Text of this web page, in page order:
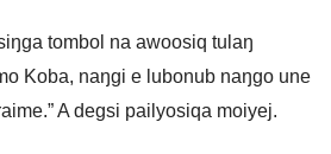
tombol na awoosiq tulaŋ
Koba, naŋgi e lubonub naŋgo une
A degsi pailyosiqa moiyej.